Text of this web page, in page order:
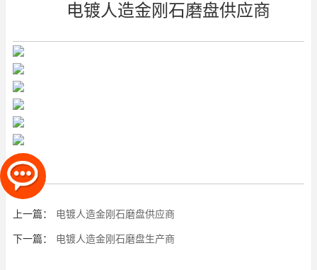
电镀人造金刚石磨盘供应商
上一篇： 电镀人造金刚石磨盘供应商
下一篇： 电镀人造金刚石磨盘生产商